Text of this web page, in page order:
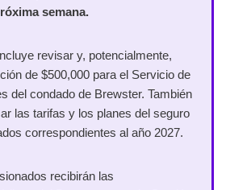
semana.
revisar y, potencialmente,
de $500,000 para el Servicio de
del condado de Brewster. También
las tarifas y los planes del seguro
correspondientes al año 2027.
recibirán las